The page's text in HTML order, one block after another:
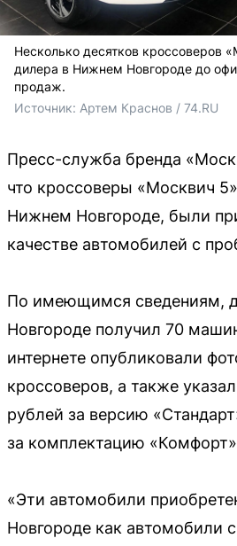
Несколько десятков кроссоверов
дилера в Нижнем Новгороде до
продаж.
Источник: Артем Краснов / 74.RU
Пресс-служба бренда
что кроссоверы «Москвич
Нижнем Новгороде, были
качестве автомобилей с
По имеющимся сведениям,
Новгороде получил 70
интернете опубликовали
кроссоверов, а также
рублей за версию
за комплектацию
«Эти автомобили
Новгороде как автомобили